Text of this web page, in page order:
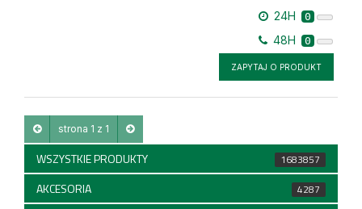
24H 0
48H 0
ZAPYTAJ O PRODUKT
strona 1 z 1
WSZYSTKIE PRODUKTY 1683857
AKCESORIA 4287